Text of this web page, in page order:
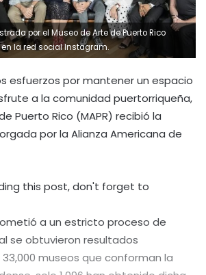
por el Museo de Arte de Puerto Rico
la red social Instagram.
esfuerzos por mantener un espacio
a la comunidad puertorriqueña,
Puerto Rico (MAPR) recibió la
por la Alianza Americana de
this post, don't forget to
a un estricto proceso de
se obtuvieron resultados
museos que conforman la